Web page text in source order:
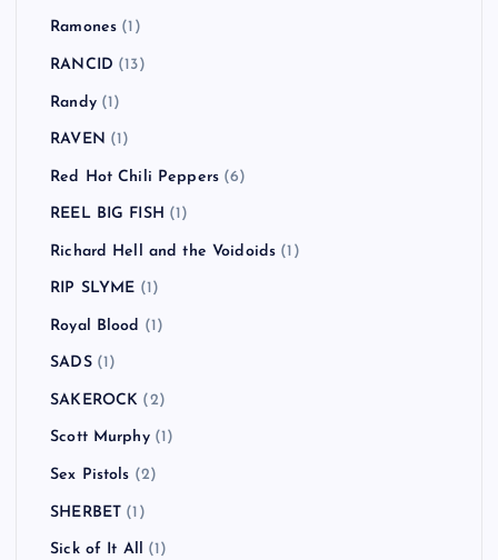
Ramones (1)
RANCID (13)
Randy(1)
RAVEN (1)
Red Hot Chili Peppers (6)
REEL BIG FISH (1)
Richard Hell and the Voidoids (1)
RIP SLYME (1)
Royal Blood (1)
SADS(1)
SAKEROCK (2)
Scott Murphy(1)
Sex Pistols (2)
SHERBET (1)
Sick of It All (1)